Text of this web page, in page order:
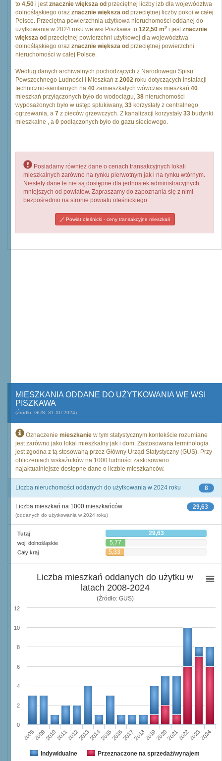
to 4,50 i jestznacznie większa od przeciętnej liczby izb dla województwa
dolnośląskiego oraz znacznie większa od przeciętnej liczby pokoi w całej
Polsce. Przeciętna powierzchnia użytkowa nieruchomości oddanej do
użytkowania w 2024 roku we wsi Piszkawa to 122,50 m2 i jestznacznie
większa od przeciętnej powierzchni użytkowej dla województwa
dolnośląskiego oraz znacznie większa od przeciętnej powierzchni
nieruchomości w całej Polsce.
Według danych archiwalnych pochodzących z Narodowego Spisu
Powszechnego Ludności i Mieszkań z 2002 roku dotyczących instalacji
techniczno-sanitarnych na 40 zamieszkałych wówczas mieszkań 40
mieszkań przyłączonych było do wodociągu, 38 nieruchomości
wyposażonych było w ustęp spłukiwany, 33 korzystały z centralnego
ogrzewania, a 7 z pieców grzewczych. Z kanalizacji korzystały 33 budynki
mieszkalne , a 0 podłączonych było do gazu sieciowego.
Posiadamy również dane o cenach transakcyjnych lokali
mieszkalnych zarówno na rynku pierwotnym jak i na rynku wtórnym.
Niestety dane te nie są dostępne dla jednostek administracyjnych
mniejszych od powiatów. Zapraszamy do zapoznania się z nimi
bezpośrednio na stronie powiatu oleśnickiego.
Powiat oleśnicki - ceny transakcyjne mieszkań
MIESZKANIA ODDANE DO UŻYTKOWANIA WE WSI
PISZKAWA
(Źródło: GUS, 31.XII.2024)
Oznaczenie mieszkanie w tym statystycznym kontekście rozumiane
jest zarówno jako lokal mieszkalny jak i dom. Zastosowana terminologia
jest zgodna z tą stosowaną przez Główny Urząd Statystyczny (GUS). Przy
obliczeniach wskaźników na 1000 ludności zastosowano
najaktualniejsze dostępne dane o liczbie mieszkańców.
8
Liczba nieruchomości oddanych do użytkowania w 2024 roku
29,63
Liczba mieszkań na 1000 mieszkańców
(oddanych do użytkowania w 2024 roku)
Tutaj 29,63
woj. dolnośląskie 5,77
Cały kraj 5,33
Liczba mieszkań oddanych do użytku w
latach 2008-2024
(Źródło: GUS)
Indywidualne Przeznaczone na sprzedaż/wynajem
20082009201020112012201320142015201620172018201920202021202220232024
0
2
4
6
8
10
12